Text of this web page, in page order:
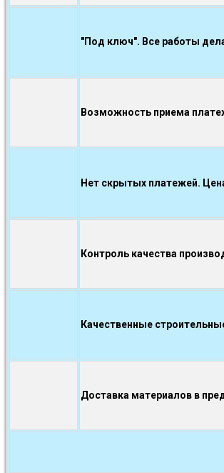
"Под ключ". Все работы
Возможность приема
Нет скрытых платежей.
Контроль качества
Качественные
Доставка материалов в